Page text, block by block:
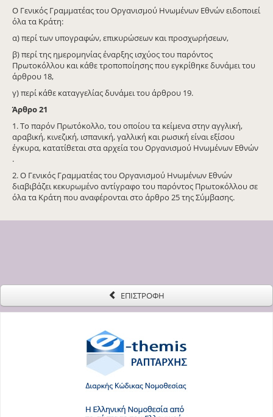
Ο Γενικός Γραμματέας του Οργανισμού Ηνωμένων Εθνών ειδοποιεί
όλα τα Κράτη:
α) περί των υπογραφών, επικυρώσεων και προσχωρήσεων,
β) περί της ημερομηνίας έναρξης ισχύος του παρόντος
Πρωτοκόλλου και κάθε τροποποίησης που εγκρίθηκε δυνάμει του
άρθρου 18,
γ) περί κάθε καταγγελίας δυνάμει του άρθρου 19.
Άρθρο21
1. Το παρόν Πρωτόκολλο, του οποίου τα κείμενα στην αγγλική,
αραβική, κινεζική, ισπανική, γαλλική και ρωσική είναι εξίσου
έγκυρα, κατατίθεται στα αρχεία του Οργανισμού Ηνωμένων Εθνών
.
2. Ο Γενικός Γραμματέας του Οργανισμού Ηνωμένων Εθνών
διαβιβάζει κεκυρωμένο αντίγραφο του παρόντος Πρωτοκόλλου σε
όλα τα Κράτη που αναφέρονται στο άρθρο 25 της Σύμβασης.
ΕΠΙΣΤΡΟΦΗ